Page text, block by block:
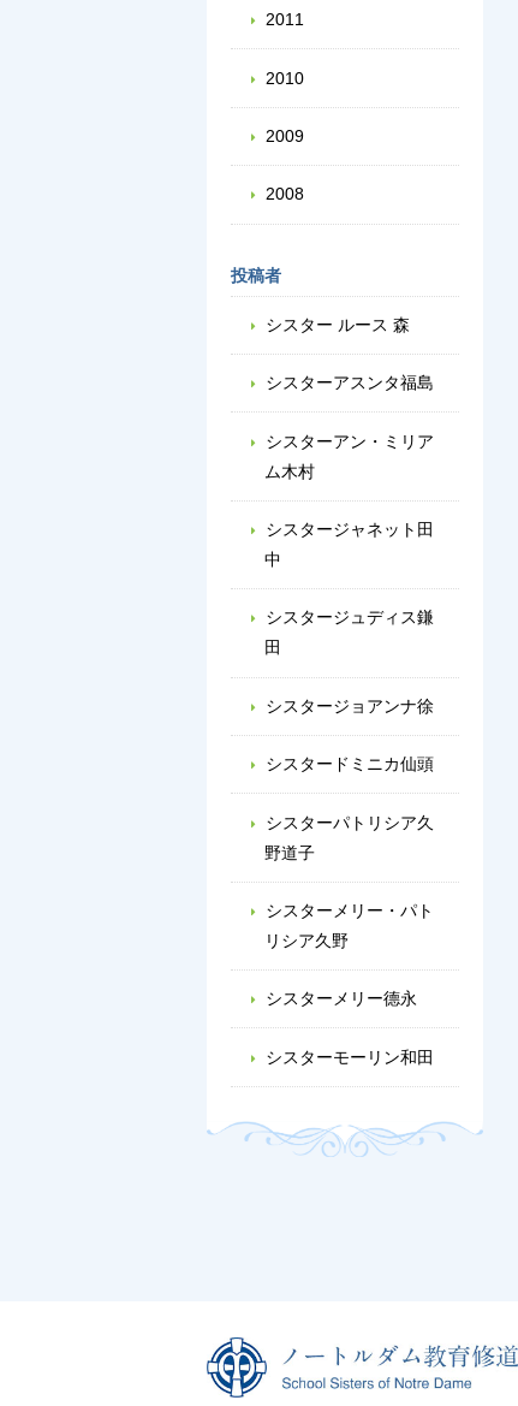
2011
2010
2009
2008
投稿者
シスター ルース 森
シスターアスンタ福島
シスターアン・ミリア
ム木村
シスタージャネット田
中
シスタージュディス鎌
田
シスタージョアンナ徐
シスタードミニカ仙頭
シスターパトリシア久
野道子
シスターメリー・パト
リシア久野
シスターメリー德永
シスターモーリン和田